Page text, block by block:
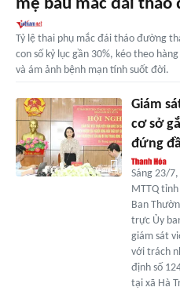
mẹ bầu mắc đái tháo
Tỷ lệ thai phụ mắc đái tháo đường
con số kỷ lục gần 30%, kéo theo
và ám ảnh bệnh mạn tính suốt đời.
Giám
cơ sở
đứng
Sáng 23/
MTTQ
Ban
trực Ủy
giám sát
với trách
định số
tại xã Hà